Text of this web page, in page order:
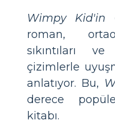
Wimpy Kid'in
roman,
sıkıntıları
çizimlerle
anlatıyor. Bu,
derece
kitabı.